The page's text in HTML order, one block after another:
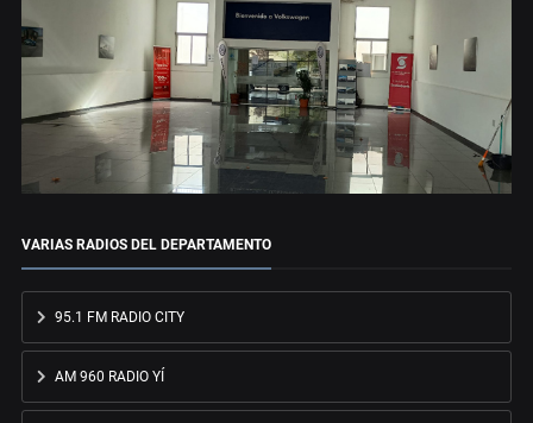
VARIAS RADIOS DEL DEPARTAMENTO
95.1 FM RADIO CITY
AM 960 RADIO YÍ